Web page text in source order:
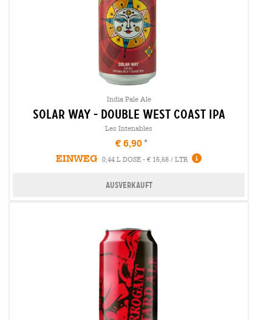
India Pale Ale
solar way - double west coast ipa
Les Intenables
€ 6,90
EINWEG
0,44 L DOSE - € 15,68 / LTR
Ausverkauft